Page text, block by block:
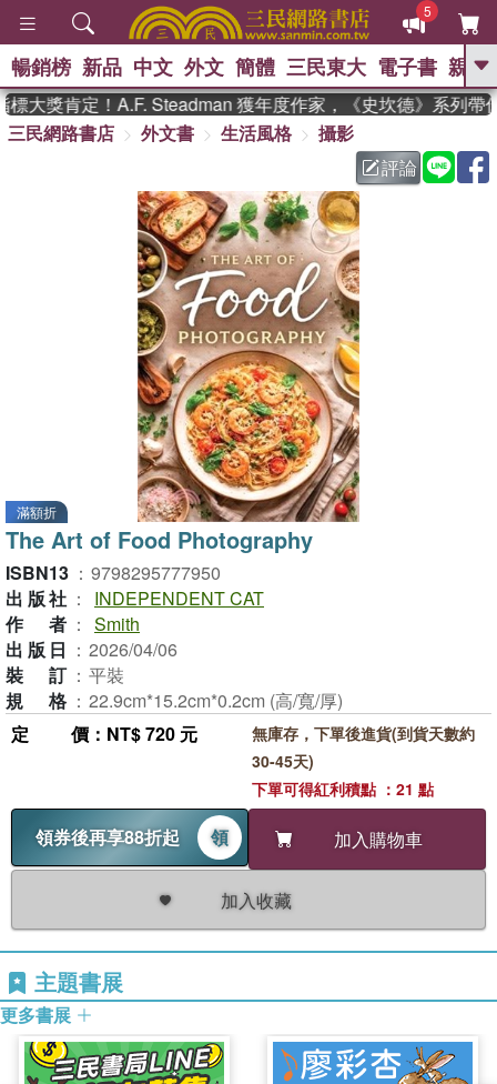
5
GO
熱搜： 東野圭吾 、
、 暑期推薦 、
台灣的李登輝時代 、 數學
女孩：黎曼猜想 、 偉大的迷走神經
、 如果歷史是一群喵
暢銷榜 新品 中文 外文 簡體 三民東大 電子書 親子
大獎肯定！A.F. Steadman 獲年度作家，《史坎德》系列帶
三民網路書店
外文書 生活風格
攝影
評論
滿額折
The Art of Food Photography
ISBN13 ： 9798295777950
出版社 ：
INDEPENDENT CAT
作者 ： Smith
出版日 ： 2026/04/06
裝訂 ： 平裝
規格 ： 22.9cm*15.2cm*0.2cm (高/寬/厚)
定價 ：NT$ 720 元
領券後再享88折起 領 加入購物車
加入收藏
無庫存，下單後進貨(到貨天數約
30-45天)
下單可得紅利積點 ：21 點
主題書展
更多書展